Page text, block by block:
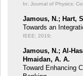
In: Journal of Physics:
Jamous, N.; Hart,
Towards an
IEEE; 2019;
Jamous, N.; Al-
Hmaidan, A. A.
Toward Enhancing